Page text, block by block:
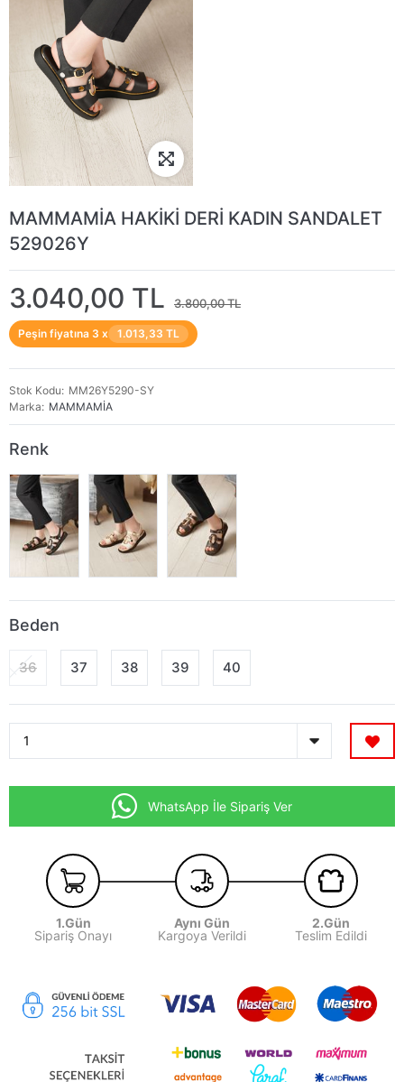
MAMMAMİA HAKİKİ DERİ KADIN SANDALET
529026Y
3.040,00 TL 3.800,00 TL
Peşin fiyatına 3 x 1.013,33 TL
Stok Kodu
MM26Y5290-SY
Marka
MAMMAMİA
Renk
Beden
36 37 38 39 40
WhatsApp İle Sipariş Ver
1.Gün
Sipariş Onayı
Aynı Gün
Kargoya Verildi
2.Gün
Teslim Edildi